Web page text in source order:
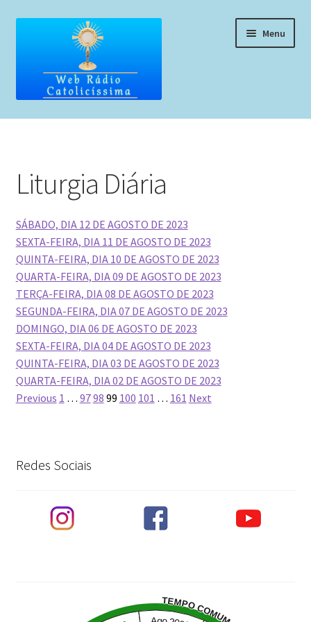
conteúdo
Menu
Home
Liturgia Diária
Horários de missas
Pedidos de oração, testemunho ou música
Fale conosco
Liturgia Diária
SÁBADO, DIA 12 DE AGOSTO DE 2023
SEXTA-FEIRA, DIA 11 DE AGOSTO DE 2023
QUINTA-FEIRA, DIA 10 DE AGOSTO DE 2023
QUARTA-FEIRA, DIA 09 DE AGOSTO DE 2023
TERÇA-FEIRA, DIA 08 DE AGOSTO DE 2023
SEGUNDA-FEIRA, DIA 07 DE AGOSTO DE 2023
DOMINGO, DIA 06 DE AGOSTO DE 2023
SEXTA-FEIRA, DIA 04 DE AGOSTO DE 2023
QUINTA-FEIRA, DIA 03 DE AGOSTO DE 2023
QUARTA-FEIRA, DIA 02 DE AGOSTO DE 2023
Navegação
posts
Previous 1 … 9798 99 100 101 … 161 Next
Redes Sociais
TEMPO COMUM